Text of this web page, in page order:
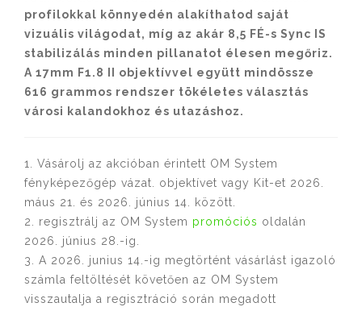
profilokkal könnyedén alakíthatod saját
vizuális világodat, míg az akár 8,5 FÉ-s Sync IS
stabilizálás minden pillanatot élesen megőriz.
A 17mm F1.8 II objektívvel együtt mindössze
616 grammos rendszer tökéletes választás
városi kalandokhoz és utazáshoz.
1. Vásárolj az akcióban érintett OM System
fényképezőgép vázat. objektívet vagy Kit-et 2026.
máus 21. és 2026. június 14. között.
2. regisztrálj az OM System promóciós oldalán
2026. június 28.-ig.
3. A 2026. junius 14.-ig megtörtént vásárlást igazoló
számla feltöltését követően az OM System
visszautalja a regisztráció során megadott